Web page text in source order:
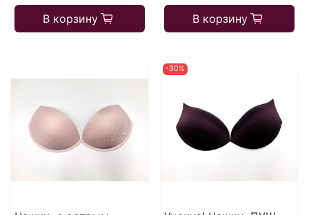
В корзину В корзину
-30%